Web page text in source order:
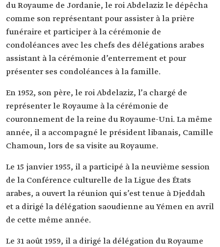
du Royaume de Jordanie, le roi Abdelaziz le dépêcha
comme son représentant pour assister à la prière
funéraire et participer à la cérémonie de
condoléances avec les chefs des délégations arabes
assistant à la cérémonie d’enterrement et pour
présenter ses condoléances à la famille.
En 1952, son père, le roi Abdelaziz, l’a chargé de
représenter le Royaume à la cérémonie de
couronnement de la reine du Royaume-Uni. La même
année, il a accompagné le président libanais, Camille
Chamoun, lors de sa visite au Royaume.
Le 15 janvier 1955, il a participé à la neuvième session
de la Conférence culturelle de la Ligue des États
arabes, a ouvert la réunion qui s’est tenue à Djeddah
et a dirigé la délégation saoudienne au Yémen en avril
de cette même année.
Le 31 août 1959, il a dirigé la délégation du Royaume